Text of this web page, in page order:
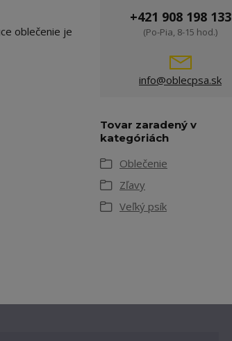
oblečenie je
+421 908 198 133
(Po-Pia, 8-15 hod.)
info@oblecpsa.sk
Tovar zaradený v
kategóriách
Oblečenie
Zľavy
Veľký psík